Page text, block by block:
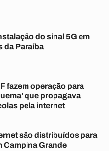
do sinal 5G em
da Paraíba
fazem operação para
que propagava
pela internet
são distribuídos para
Campina Grande